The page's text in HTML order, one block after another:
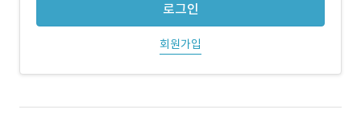
로그인
회원가입